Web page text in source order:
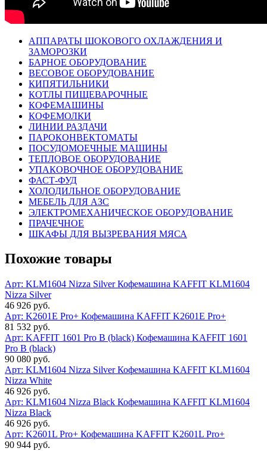
АППАРАТЫ ШОКОВОГО ОХЛАЖДЕНИЯ И
ЗАМОРОЗКИ
БАРНОЕ ОБОРУДОВАНИЕ
ВЕСОВОЕ ОБОРУДОВАНИЕ
КИПЯТИЛЬНИКИ
КОТЛЫ ПИЩЕВАРОЧНЫЕ
КОФЕМАШИНЫ
КОФЕМОЛКИ
ЛИНИИ РАЗДАЧИ
ПАРОКОНВЕКТОМАТЫ
ПОСУДОМОЕЧНЫЕ МАШИНЫ
ТЕПЛОВОЕ ОБОРУДОВАНИЕ
УПАКОВОЧНОЕ ОБОРУДОВАНИЕ
ФАСТ-ФУД
ХОЛОДИЛЬНОЕ ОБОРУДОВАНИЕ
МЕБЕЛЬ ДЛЯ АЗС
ЭЛЕКТРОМЕХАНИЧЕСКОЕ ОБОРУДОВАНИЕ
ПРАЧЕЧНОЕ
ШКАФЫ ДЛЯ ВЫЗРЕВАНИЯ МЯСА
Похожие товары
Арт: KLM1604 Nizza SilverКофемашина KAFFIT KLM1604
Nizza Silver
46 926 руб.
Арт: K2601E Pro+ Кофемашина KAFFIT K2601E Pro+
81 532 руб.
Арт: KAFFIT 1601 Pro B (black) Кофемашина KAFFIT 1601
Pro B (black)
90 080 руб.
Арт: KLM1604 Nizza SilverКофемашина KAFFIT KLM1604
Nizza White
46 926 руб.
Арт: KLM1604 Nizza Black Кофемашина KAFFIT KLM1604
Nizza Black
46 926 руб.
Арт: K2601L Pro+ Кофемашина KAFFIT K2601L Pro+
90 944 руб.